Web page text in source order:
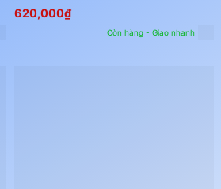
620,000₫
Còn hàng - Giao nhanh